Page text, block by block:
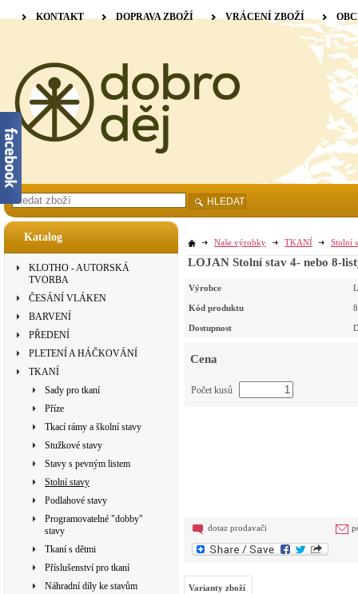
Katalog
KLOTHO - AUTORSKÁ
TVORBA
ČESÁNÍ VLÁKEN
BARVENÍ
PŘEDENÍ
PLETENÍ A HÁČKOVÁNÍ
TKANÍ
Sady pro tkaní
Příze
Tkací rámy a školní stavy
Stužkové stavy
Stavy s pevným listem
Stolní stavy
Podlahové stavy
Programovatelné "dobby"
stavy
Tkaní s dětmi
Příslušenství pro tkaní
Náhradní díly ke stavům
Naše výrobky TKANÍ Stolní
LOJAN Stolní stav 4- nebo 8-
Výrobce
Kód produktu
Dostupnost
Cena
Počet kusů
dotaz prodavači
Varianty zboží
KONTAKT DOPRAVA ZBOŽÍ VRÁCENÍ ZBOŽÍ
HLEDAT